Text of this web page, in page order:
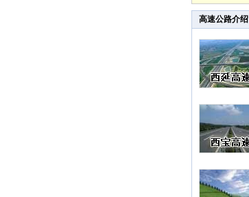
高速公路介绍